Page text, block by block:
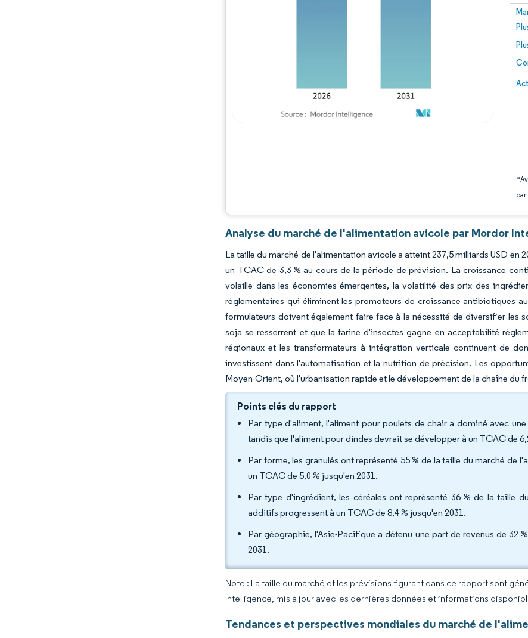
Image © Mordor Intelligence. La réutilisation nécessite
Analyse du marché de l'alimentation avicole par Mordor
La taille du marché de l'alimentation avicole a atteint 237,5 milliards USD en
un TCAC de 3,3 % au cours de la période de prévision. La croissance
volaille dans les économies émergentes, la volatilité des prix des
réglementaires qui éliminent les promoteurs de croissance antibiotiques
formulateurs doivent également faire face à la nécessité de diversifier les
soja se resserrent et que la farine d'insectes gagne en acceptabilité
régionaux et les transformateurs à intégration verticale continuent de
investissent dans l'automatisation et la nutrition de précision. Les
Moyen-Orient, où l'urbanisation rapide et le développement de la chaîne
Points clés du rapport
Par type d'aliment, l'aliment pour poulets de chair a dominé avec
tandis que l'aliment pour dindes devrait se développer à un TCAC de
Par forme, les granulés ont représenté 55 % de la taille du marché de
un TCAC de 5,0 % jusqu'en 2031.
Par type d'ingrédient, les céréales ont représenté 36 % de la taille
additifs progressent à un TCAC de 8,4 % jusqu'en 2031.
Par géographie, l'Asie-Pacifique a détenu une part de revenus de 32
2031.
Note : La taille du marché et les prévisions figurant dans ce rapport sont
Intelligence, mis à jour avec les dernières données et informations
Tendances et perspectives mondiales du marché de